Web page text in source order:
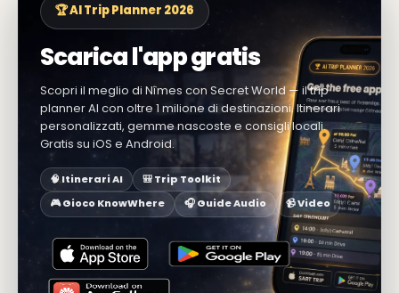
🏆 AI Trip Planner 2026
Scarica l'app gratis
Scopri il meglio di Nîmes con Secret World — il trip
planner AI con oltre 1 milione di destinazioni. Itinerari
personalizzati, gemme nascoste e consigli locali.
Gratis su iOS e Android.
🧠 Itinerari AI
🎒 Trip Toolkit
🎮 Gioco KnowWhere
🎧 Guide Audio 📹 Video